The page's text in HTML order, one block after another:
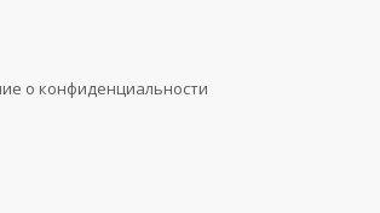
о конфиденциальности